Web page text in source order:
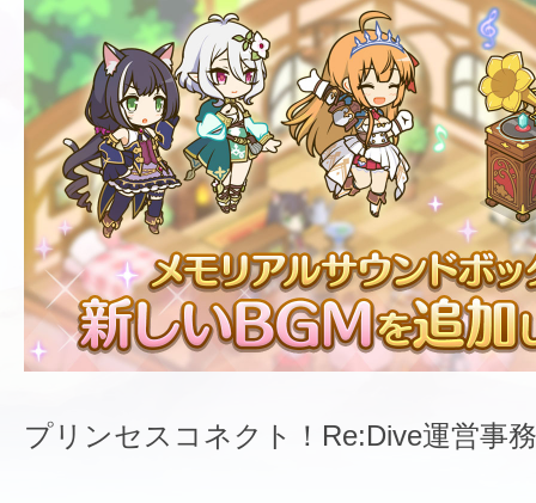
プリンセスコネクト！Re:Dive運営事